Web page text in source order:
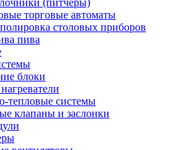
(питчеры)
торговые автоматы
столовых приборов
пива
блоки
тепловые системы
клапаны и заслонки